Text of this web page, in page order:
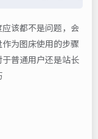
该都不是问题，会
为图床使用的步骤
普通用户还是站长